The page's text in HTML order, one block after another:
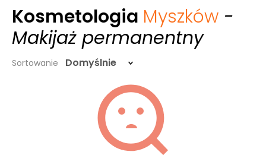
Kosmetologia Myszków -
Makijaż permanentny
Sortowanie Domyślnie